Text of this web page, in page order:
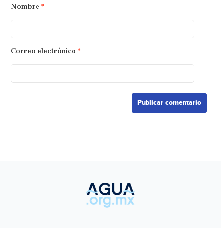
Nombre *
Correo electrónico *